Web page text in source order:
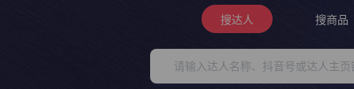
搜达人 搜商品